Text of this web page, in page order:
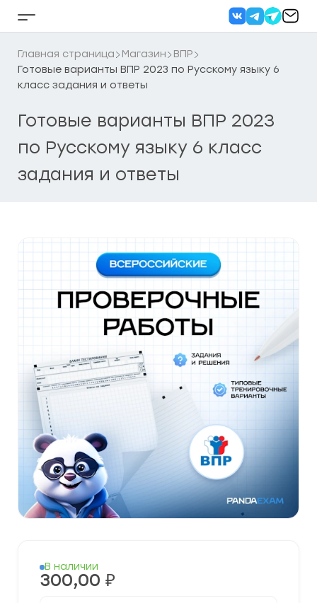
Кнопка
бокового
меню
Главная страница Магазин
ВПР
Готовые варианты ВПР 2023 по Русскому языку 6
класс задания и ответы
Готовые варианты ВПР 2023
по Русскому языку 6 класс
задания и ответы
В наличии
300,00 ₽